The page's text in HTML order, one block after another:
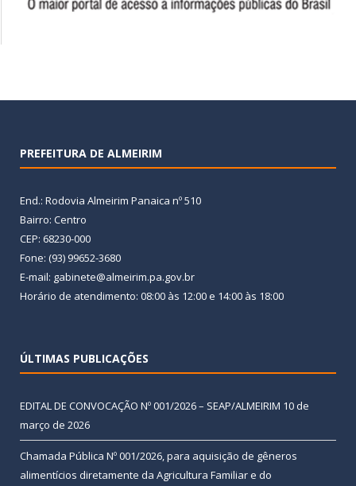
PREFEITURA DE ALMEIRIM
End.: Rodovia Almeirim Panaica nº 510
Bairro: Centro
CEP: 68230-000
Fone: (93) 99652-3680
E-mail: gabinete@almeirim.pa.gov.br
Horário de atendimento: 08:00 às 12:00 e 14:00 às 18:00
ÚLTIMAS PUBLICAÇÕES
EDITAL DE CONVOCAÇÃO Nº 001/2026 – SEAP/ALMEIRIM 10 de
março de 2026
Chamada Pública Nº 001/2026, para aquisição de gêneros
alimentícios diretamente da Agricultura Familiar e do